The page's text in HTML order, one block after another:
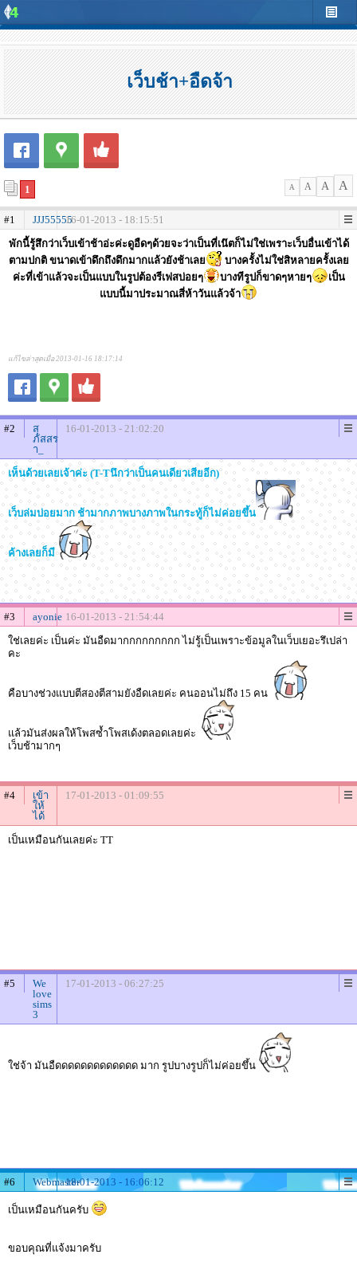
เว็บช้า+อืดจ้า
1 A A A A
#1 JJJ5555516-01-2013 - 18:15:51
พักนี้รู้สึกว่าเว็บเข้าช้าอ่ะค่ะดูอืดๆด้วยจะว่าเป็นที่เน๊ตก็ไม่ใช่เพราะเว็บอื่นเข้าได้
ตามปกติ ขนาดเข้าดึกถึงดึกมากแล้วยังช้าเลย
บางครั้งไม่ใช่สิหลายครั้งเลย
ค่ะที่เข้าแล้วจะเป็นแบบในรูปต้องรีเฟสบ่อยๆ
บางทีรูปก็ขาดๆหายๆ
เป็น
แบบนี้มาประมาณสี่ห้าวันแล้วจ้า
แก้ไขล่าสุดเมื่อ 2013-01-16 18:17:14
#2
สุ
ภัสสร
า_
16-01-2013 - 21:02:20
เห็นด้วยเลยเจ้าค่ะ (T-Tนึกว่าเป็นคนเดียวเสียอีก)
เว็บล่มบ่อยมาก ช้ามากภาพบางภาพในกระทู้ก็ไม่ค่อยขึ้น
ค้างเลยก็มี
#3 ayonie 16-01-2013 - 21:54:44
ใช่เลยค่ะ เป็นค่ะ มันอืดมากกกกกกกกก ไม่รู้เป็นเพราะข้อมูลในเว็บเยอะรึเปล่า
คะ
คือบางช่วงแบบตีสองตีสามยังอืดเลยค่ะ คนออนไม่ถึง 15 คน
แล้วมันส่งผลให้โพสซ้ำโพสเด้งตลอดเลยค่ะ
เว็บช้ามากๆ
#4
เข้า
ให้
ได้
17-01-2013 - 01:09:55
เป็นเหมือนกันเลยค่ะ TT
#5
We
love
sims
3
17-01-2013 - 06:27:25
ใช่จ้า มันอืดดดดดดดดดดดดด มาก รูปบางรูปก็ไม่ค่อยขึ้น
#6 Webmaster18-01-2013 - 16:06:12
เป็นเหมือนกันครับ
ขอบคุณที่แจ้งมาครับ